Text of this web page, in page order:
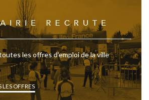
RECRUTE
les offres d'emploi de la ville
LES OFFRES